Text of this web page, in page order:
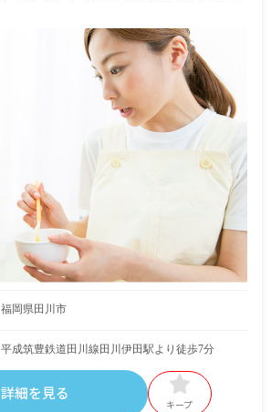
福岡県田川市
平成筑豊鉄道田川線田川伊田駅より徒歩7分
詳細を見る
キープ